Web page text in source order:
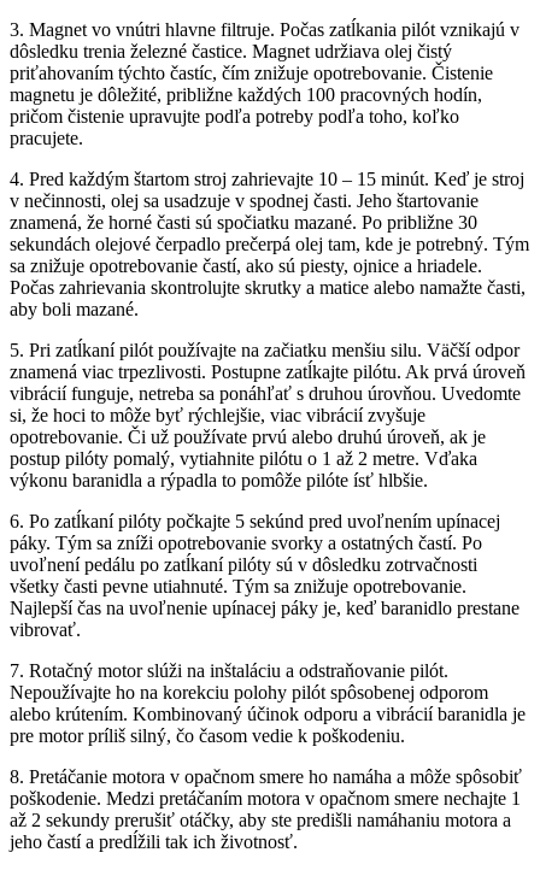
3. Magnet vo vnútri hlavne filtruje. Počas zatĺkania pilót vznikajú v
dôsledku trenia železné častice. Magnet udržiava olej čistý
priťahovaním týchto častíc, čím znižuje opotrebovanie. Čistenie
magnetu je dôležité, približne každých 100 pracovných hodín,
pričom čistenie upravujte podľa potreby podľa toho, koľko
pracujete.
4. Pred každým štartom stroj zahrievajte 10 – 15 minút. Keď je stroj
v nečinnosti, olej sa usadzuje v spodnej časti. Jeho štartovanie
znamená, že horné časti sú spočiatku mazané. Po približne 30
sekundách olejové čerpadlo prečerpá olej tam, kde je potrebný. Tým
sa znižuje opotrebovanie častí, ako sú piesty, ojnice a hriadele.
Počas zahrievania skontrolujte skrutky a matice alebo namažte časti,
aby boli mazané.
5. Pri zatĺkaní pilót používajte na začiatku menšiu silu. Väčší odpor
znamená viac trpezlivosti. Postupne zatĺkajte pilótu. Ak prvá úroveň
vibrácií funguje, netreba sa ponáhľať s druhou úrovňou. Uvedomte
si, že hoci to môže byť rýchlejšie, viac vibrácií zvyšuje
opotrebovanie. Či už používate prvú alebo druhú úroveň, ak je
postup pilóty pomalý, vytiahnite pilótu o 1 až 2 metre. Vďaka
výkonu baranidla a rýpadla to pomôže pilóte ísť hlbšie.
6. Po zatĺkaní pilóty počkajte 5 sekúnd pred uvoľnením upínacej
páky. Tým sa zníži opotrebovanie svorky a ostatných častí. Po
uvoľnení pedálu po zatĺkaní pilóty sú v dôsledku zotrvačnosti
všetky časti pevne utiahnuté. Tým sa znižuje opotrebovanie.
Najlepší čas na uvoľnenie upínacej páky je, keď baranidlo prestane
vibrovať.
7. Rotačný motor slúži na inštaláciu a odstraňovanie pilót.
Nepoužívajte ho na korekciu polohy pilót spôsobenej odporom
alebo krútením. Kombinovaný účinok odporu a vibrácií baranidla je
pre motor príliš silný, čo časom vedie k poškodeniu.
8. Pretáčanie motora v opačnom smere ho namáha a môže spôsobiť
poškodenie. Medzi pretáčaním motora v opačnom smere nechajte 1
až 2 sekundy prerušiť otáčky, aby ste predišli namáhaniu motora a
jeho častí a predĺžili tak ich životnosť.